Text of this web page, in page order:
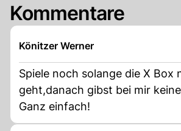
Kommentare
Könitzer Werner
Spiele noch solange die X Box
geht,danach gibst bei mir
Ganz einfach!